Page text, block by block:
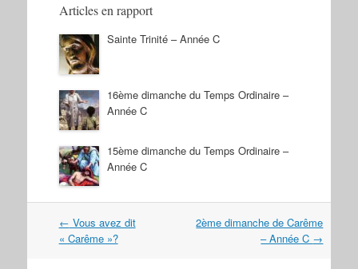
Articles en rapport
Sainte Trinité – Année C
16ème dimanche du Temps Ordinaire –
Année C
15ème dimanche du Temps Ordinaire –
Année C
Navigation
dans
← Vous avez dit
« Carême »?
2ème dimanche de Carême
– Année C →